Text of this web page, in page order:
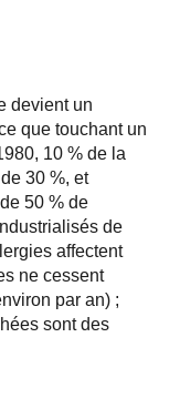
devient un
que touchant un
10 % de la
30 %, et
50 % de
de
affectent
ne cessent
par an) ;
sont des